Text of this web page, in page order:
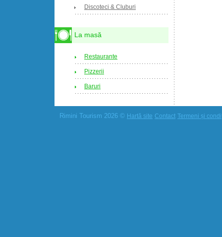
Discoteci & Cluburi
La masă
Restaurante
Pizzerii
Baruri
Rimini Tourism 2026 © Hartă site Contact Termeni și